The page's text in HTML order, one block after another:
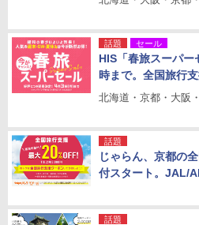
話題 セール
HIS「春旅スーパ
時まで。全国旅行
北海道・京都・大阪
話題
じゃらん、京都の
付スタート。JAL/
話題